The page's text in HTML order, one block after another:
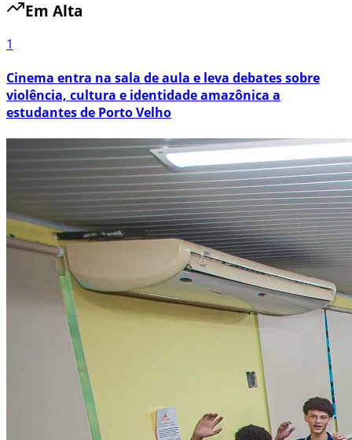
Em Alta
1
Cinema entra na sala de aula e leva debates sobre
violência, cultura e identidade amazônica a
estudantes de Porto Velho